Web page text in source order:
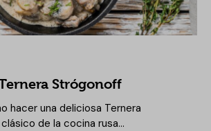
Strógonoff
hacer una deliciosa Ternera
de la cocina rusa…